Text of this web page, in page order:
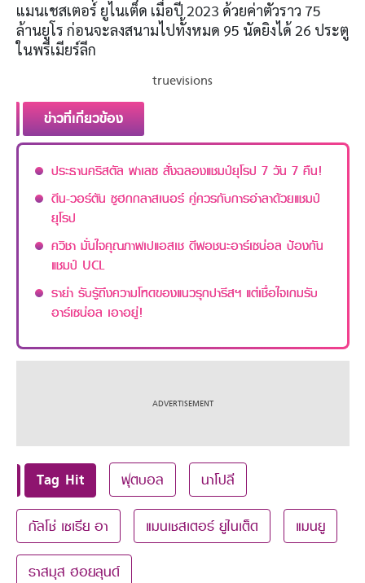
แมนเชสเตอร์ ยูไนเต็ด เมื่อปี 2023 ด้วยค่าตัวราว 75
ล้านยูโร ก่อนจะลงสนามไปทั้งหมด 95 นัดยิงได้ 26 ประตู
ในพรีเมียร์ลีก
truevisions
ข่าวที่เกี่ยวข้อง
ประธานคริสตัล พาเลซ สั่งฉลองแชมป์ยุโรป 7 วัน 7 คืน!
ดีน-วอร์ตัน ซูฮกกลาสเนอร์ คู่ควรกับการอำลาด้วยแชมป์
ยุโรป
ควิชา มั่นใจคุณภาพเปแอสเช ดีพอชนะอาร์เซน่อล ป้องกัน
แชมป์ UCL
ราย่า รับรู้ถึงความโหดของแนวรุกปารีสฯ แต่เชื่อใจเกมรับ
อาร์เซน่อล เอาอยู่!
Tag Hit ฟุตบอล นาโปลี
กัลโช่ เซเรีย อา แมนเชสเตอร์ ยูไนเต็ด แมนยู
ราสมุส ฮอยลุนด์